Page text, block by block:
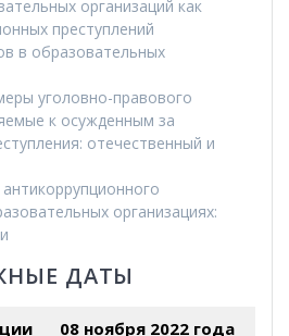
организаций как
преступлений
в образовательных
уголовно-правового
к осужденным за
отечественный и
организациях:
ДАТЫ
08 ноября 2022 года